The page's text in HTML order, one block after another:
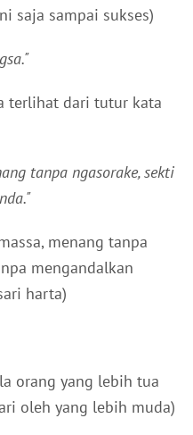
saja sampai sukses)
terlihat dari tutur kata
tanpa ngasorake, sekti
menang tanpa
mengandalkan
harta)
orang yang lebih tua
oleh yang lebih muda)